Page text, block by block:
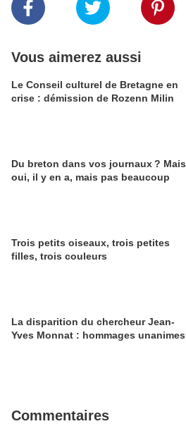
Vous aimerez aussi
Le Conseil culturel de Bretagne en
crise : démission de Rozenn Milin
Du breton dans vos journaux ? Mais
oui, il y en a, mais pas beaucoup
Trois petits oiseaux, trois petites
filles, trois couleurs
La disparition du chercheur Jean-
Yves Monnat : hommages unanimes
Commentaires